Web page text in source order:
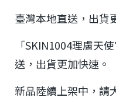
臺灣本地直送，出貨
「SKIN1004理膚天
送，出貨更加快速。
新品陸續上架中，請